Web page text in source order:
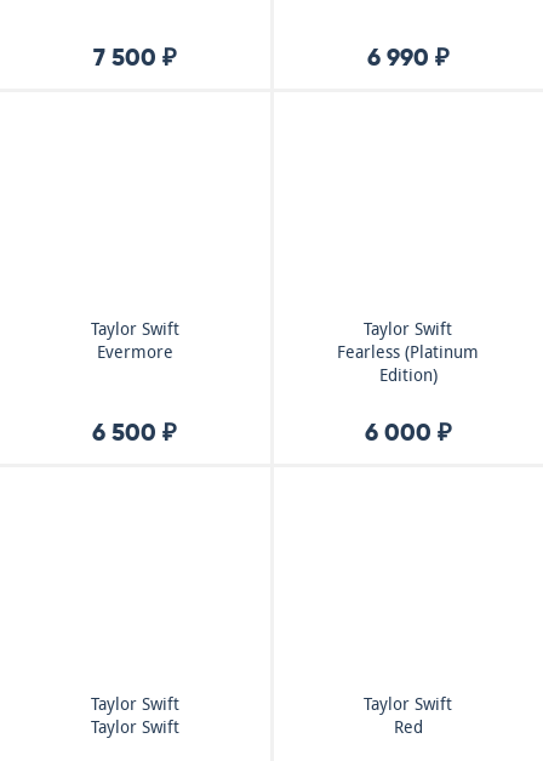
7 500 ₽ 6 990 ₽
Taylor Swift
Evermore
6 500 ₽
Taylor Swift
Fearless (Platinum
Edition)
6 000 ₽
Taylor Swift
Taylor Swift
Taylor Swift
Red